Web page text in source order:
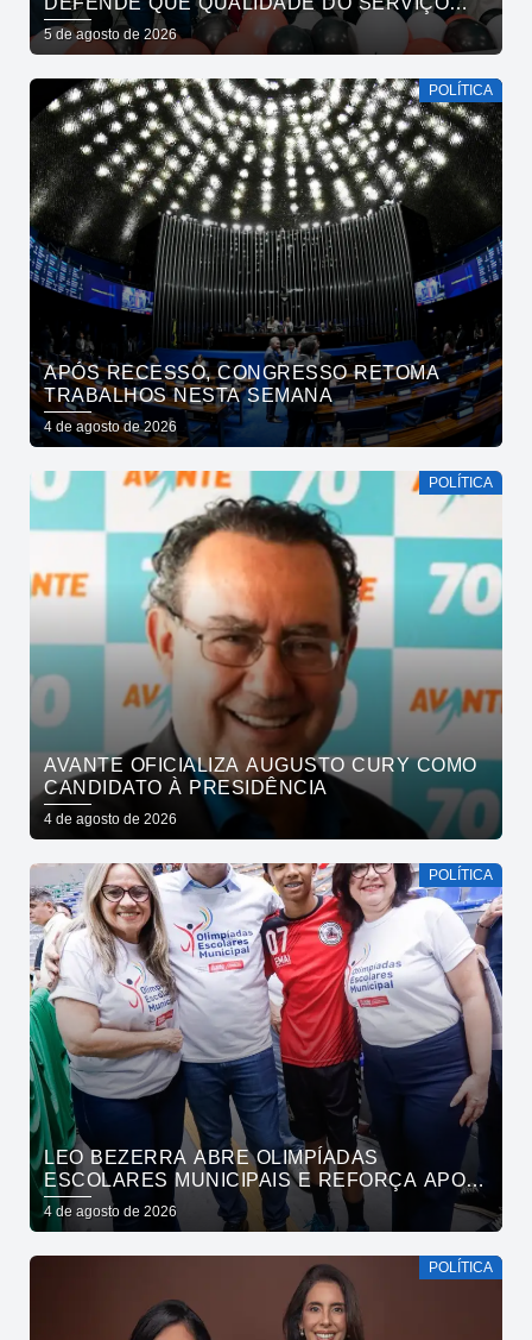
PÚBLICO ESTADUAL SUPERE O DA
INICIATIVA PRIVADA
5 de agosto de 2026
POLÍTICA
APÓS RECESSO, CONGRESSO RETOMA
TRABALHOS NESTA SEMANA
4 de agosto de 2026
POLÍTICA
AVANTE OFICIALIZA AUGUSTO CURY COMO
CANDIDATO À PRESIDÊNCIA
4 de agosto de 2026
POLÍTICA
LEO BEZERRA ABRE OLIMPÍADAS
ESCOLARES MUNICIPAIS E REFORÇA APOIO
DA PREFEITURA DE JOÃO PESSOA AO
ESPORTE
4 de agosto de 2026
POLÍTICA